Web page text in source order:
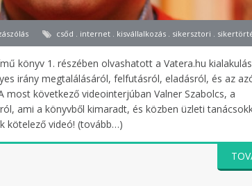
csőd . internet . kisvállalkozás . sikersztori .
könyv 1. részében olvashatott a Vatera.hu
irány megtalálásáról, felfutásról, eladásról, és az
következő videointerjúban Valner Szabolcs, a
ami a könyvből kimaradt, és közben üzleti
kötelező videó! (tovább…)